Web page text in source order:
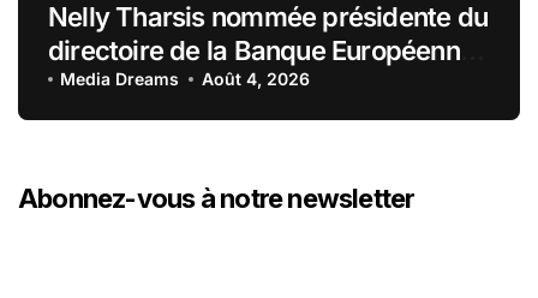
Nelly Tharsis nommée présidente du
directoire de la Banque Européenne
du Crédit Mutuel
Media Dreams Août 4, 2026
Abonnez-vous à notre newsletter